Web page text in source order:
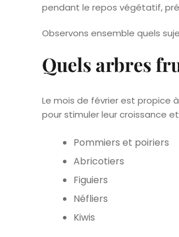
pendant le repos végétatif,
Observons ensemble quels
Quels arbres
Le mois de février est propice
pour stimuler leur croissance
Pommiers et poiriers
Abricotiers
Figuiers
Néfliers
Kiwis